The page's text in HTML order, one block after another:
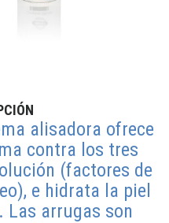
alisadora ofrece
contra los tres
(factores de
e hidrata la piel
Las arrugas son